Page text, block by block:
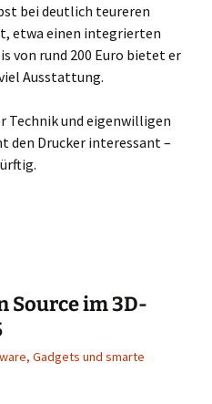
bei deutlich teureren
etwa einen integrierten
von rund 200 Euro bietet er
Ausstattung.
Technik und eigenwilligen
den Drucker interessant –
Spielzeug, sondern 3D-Druck
Source im 3D-
Gadgets und smarte